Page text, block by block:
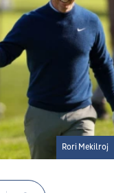
Rori Mekilroj